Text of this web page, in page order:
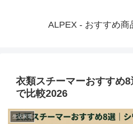
ALPEX - おすすめ商
衣類スチーマーおすすめ
で比較2026
生活家電